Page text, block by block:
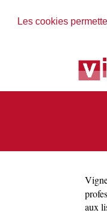
Les cookies
aux